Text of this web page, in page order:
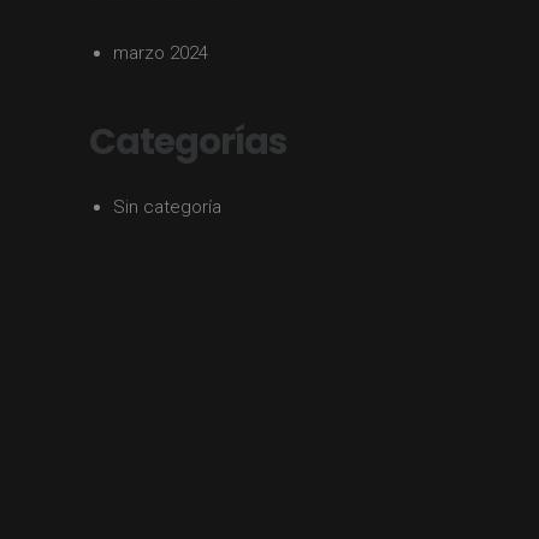
marzo 2024
Categorías
Sin categoría